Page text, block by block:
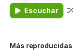
Escuchar
Más reproducidas